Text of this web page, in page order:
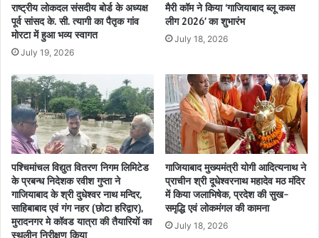
राष्ट्रीय लोकदल संसदीय बोर्ड के अध्यक्ष
पूर्व सांसद के. सी. त्यागी का पैतृक गांव
मोरटा में हुआ भव्य स्वागत
July 19, 2026
मैरी कॉम ने किया ‘गाजियाबाद ब्लू कब्स
लीग 2026’ का शुभारंभ
July 18, 2026
पश्चिमांचल विद्युत वितरण निगम लिमिटेड
के प्रबन्ध निदेशक रवीश गुप्ता ने
गाजियाबाद के श्री दुधेश्वर नाथ मन्दिर,
साहिबाबाद एवं गंग नहर (छोटा हरिद्वार),
मुरादनगर मे कॉवड यात्रा की तैयारियों का
स्थलीन निरीक्षण किया
गाजियाबाद मुख्यमंत्री योगी आदित्यनाथ ने
प्राचीन श्री दूधेश्वरनाथ महादेव मठ मंदिर
में किया जलाभिषेक, प्रदेश की सुख-
समृद्धि एवं लोकमंगल की कामना
July 18, 2026